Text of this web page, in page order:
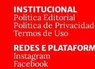
INSTITUCIONAL
Política Editorial
Política de
Termos de Uso
REDES E
Instagram
Facebook